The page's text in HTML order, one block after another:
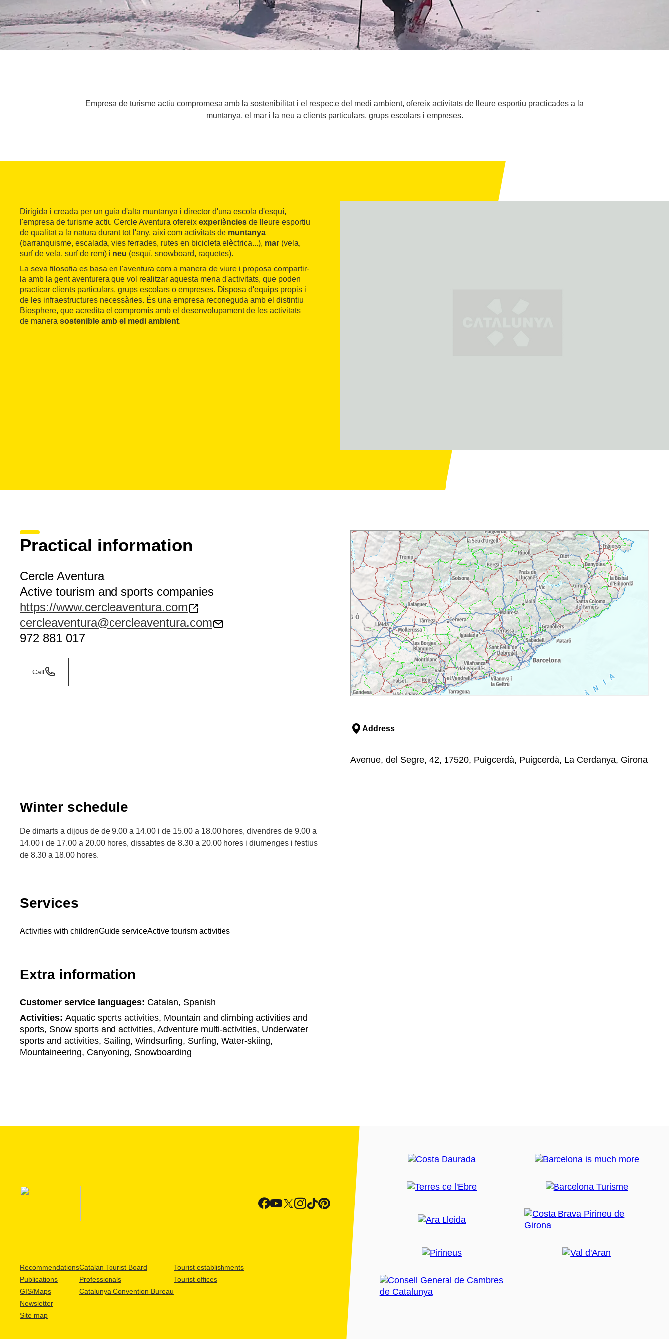
Empresa de turisme actiu compromesa amb la sostenibilitat i el respecte del medi ambient, ofereix activitats de lleure esportiu practicades a la
muntanya, el mar i la neu a clients particulars, grups escolars i empreses.
Dirigida i creada per un guia d'alta muntanya i director d'una escola d'esquí,
l'empresa de turisme actiu Cercle Aventura ofereix experiències de lleure esportiu
de qualitat a la natura durant tot l'any, així com activitats de muntanya
(barranquisme, escalada, vies ferrades, rutes en bicicleta elèctrica...), mar (vela,
surf de vela, surf de rem) i neu (esquí, snowboard, raquetes).
La seva filosofia es basa en l'aventura com a manera de viure i proposa compartir-
la amb la gent aventurera que vol realitzar aquesta mena d'activitats, que poden
practicar clients particulars, grups escolars o empreses. Disposa d'equips propis i
de les infraestructures necessàries. És una empresa reconeguda amb el distintiu
Biosphere, que acredita el compromís amb el desenvolupament de les activitats
de manera sostenible amb el medi ambient.
Practical information
Cercle Aventura
Active tourism and sports companies
https://www.cercleaventura.com
cercleaventura@cercleaventura.com
972 881 017
Call
Address
Avenue, del Segre, 42, 17520, Puigcerdà, Puigcerdà, La Cerdanya, Girona
Winter schedule
De dimarts a dijous de de 9.00 a 14.00 i de 15.00 a 18.00 hores, divendres de 9.00 a
14.00 i de 17.00 a 20.00 hores, dissabtes de 8.30 a 20.00 hores i diumenges i festius
de 8.30 a 18.00 hores.
Services
Activities with childrenGuide serviceActive tourism activities
Extra information
Customer service languages: Catalan, Spanish
Activities: Aquatic sports activities, Mountain and climbing activities and
sports, Snow sports and activities, Adventure multi-activities, Underwater
sports and activities, Sailing, Windsurfing, Surfing, Water-skiing,
Mountaineering, Canyoning, Snowboarding
Recommendations
Publications
GIS/Maps
Newsletter
Site map
Catalan Tourist Board
Professionals
Catalunya Convention Bureau
Tourist establishments
Tourist offices